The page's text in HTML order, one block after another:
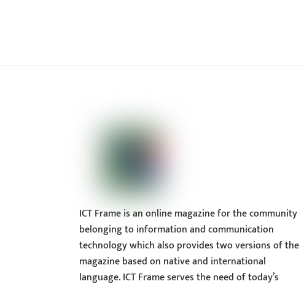
ICT Frame is an online magazine for the community
belonging to information and communication
technology which also provides two versions of the
magazine based on native and international
language. ICT Frame serves the need of today’s